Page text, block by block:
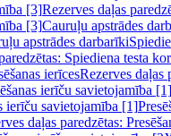
[3]Rezerves daļas
[3]Cauruļu apstrādes
apstrādes darbarīki
Spiediena testa
ierīcesRezerves daļas
ierīču savietojamība [1]
ierīču savietojamība [1]
daļas paredzētas: